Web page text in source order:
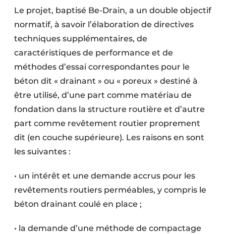
Protection solaire
Rénovation
Sécurité incendie
Software
Techniques ferroviaires
Travaux ferroviaires
Le projet, baptisé Be-Drain, a un double objectif
normatif, à savoir l’élaboration de directives
techniques supplémentaires, de
caractéristiques de performance et de
méthodes d’essai correspondantes pour le
béton dit « drainant » ou « poreux » destiné à
être utilisé, d’une part comme matériau de
fondation dans la structure routière et d’autre
part comme revêtement routier proprement
dit (en couche supérieure). Les raisons en sont
les suivantes :
• un intérêt et une demande accrus pour les
revêtements routiers perméables, y compris le
béton drainant coulé en place ;
• la demande d’une méthode de compactage